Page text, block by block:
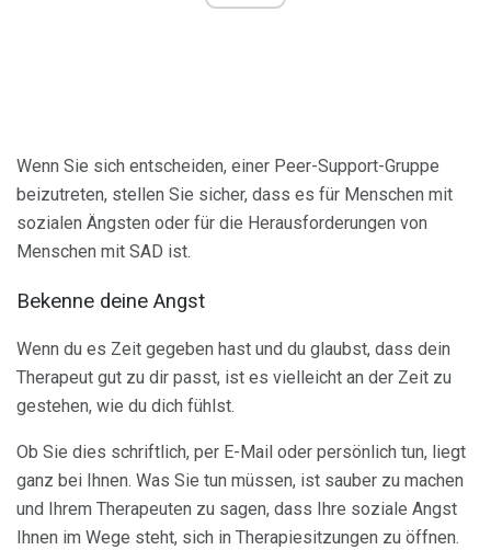
Wenn Sie sich entscheiden, einer Peer-Support-Gruppe
beizutreten, stellen Sie sicher, dass es für Menschen mit
sozialen Ängsten oder für die Herausforderungen von
Menschen mit SAD ist.
Bekenne deine Angst
Wenn du es Zeit gegeben hast und du glaubst, dass dein
Therapeut gut zu dir passt, ist es vielleicht an der Zeit zu
gestehen, wie du dich fühlst.
Ob Sie dies schriftlich, per E-Mail oder persönlich tun, liegt
ganz bei Ihnen. Was Sie tun müssen, ist sauber zu machen
und Ihrem Therapeuten zu sagen, dass Ihre soziale Angst
Ihnen im Wege steht, sich in Therapiesitzungen zu öffnen.